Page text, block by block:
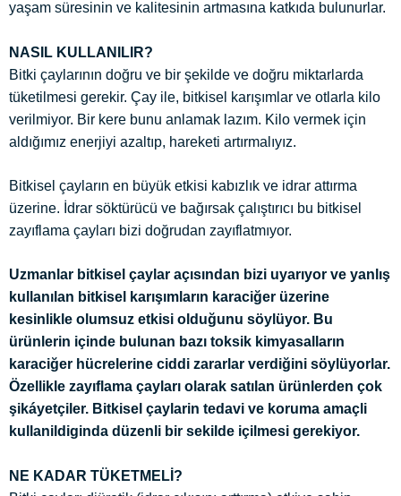
yaşam süresinin ve kalitesinin artmasına katkıda bulunurlar.
NASIL KULLANILIR?
Bitki çaylarının doğru ve bir şekilde ve doğru miktarlarda
tüketilmesi gerekir. Çay ile, bitkisel karışımlar ve otlarla kilo
verilmiyor. Bir kere bunu anlamak lazım. Kilo vermek için
aldığımız enerjiyi azaltıp, hareketi artırmalıyız.
Bitkisel çayların en büyük etkisi kabızlık ve idrar attırma
üzerine. İdrar söktürücü ve bağırsak çalıştırıcı bu bitkisel
zayıflama çayları bizi doğrudan zayıflatmıyor.
Uzmanlar bitkisel çaylar açısından bizi uyarıyor ve yanlış
kullanılan bitkisel karışımların karaciğer üzerine
kesinlikle olumsuz etkisi olduğunu söylüyor. Bu
ürünlerin içinde bulunan bazı toksik kimyasalların
karaciğer hücrelerine ciddi zararlar verdiğini söylüyorlar.
Özellikle zayıflama çayları olarak satılan ürünlerden çok
şikáyetçiler. Bitkisel çaylarin tedavi ve koruma amaçli
kullanildiginda düzenli bir sekilde içilmesi gerekiyor.
NE KADAR TÜKETMELİ?